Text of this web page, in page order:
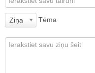
Ziņa Tēma